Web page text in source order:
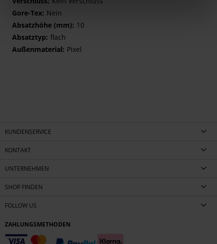
Nein
10
flach
Pixel
KUNDENSERVICE
KONTAKT
UNTERNEHMEN
SHOP FINDEN
FOLLOW US
ZAHLUNGSMETHODEN